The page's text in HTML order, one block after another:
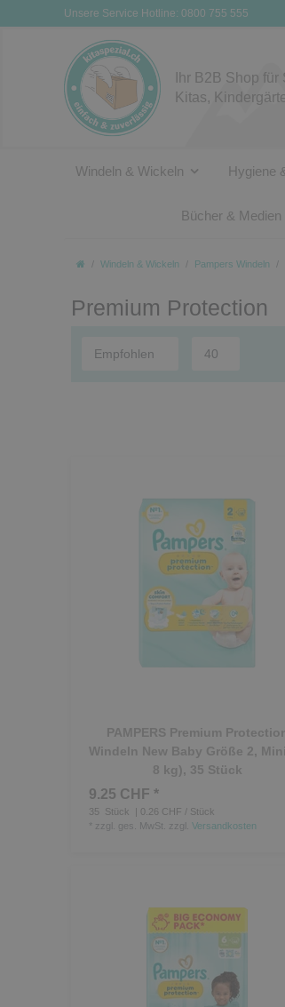
Unsere Service Hotline: 0800 755 555
Ihr B2B Shop
Kitas,
Windeln & Wickeln Hygiene
Bücher & Medien
Windeln & Wickeln Pampers Windeln
Premium Protection
PAMPERS Premium
Windeln New Baby Größe 2,
8 kg), 35 Stück
9.25 CHF *
35 Stück
| 0.26 CHF / Stück
zzgl. ges. MwSt. zzgl. Versandkosten